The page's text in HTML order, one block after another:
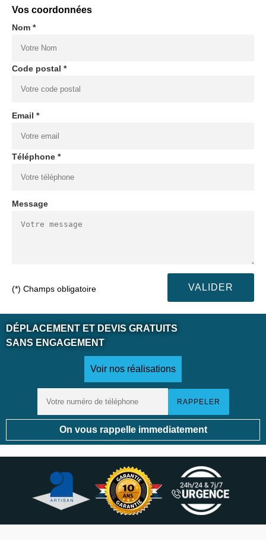
Vos coordonnées
Nom *
Code postal *
Email *
Téléphone *
Message
(*) Champs obligatoire
DÉPLACEMENT ET DEVIS GRATUITS
SANS ENGAGEMENT
Voir nos réalisations
On vous rappelle immediatement